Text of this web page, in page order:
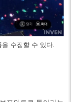
수집할 수 있다.